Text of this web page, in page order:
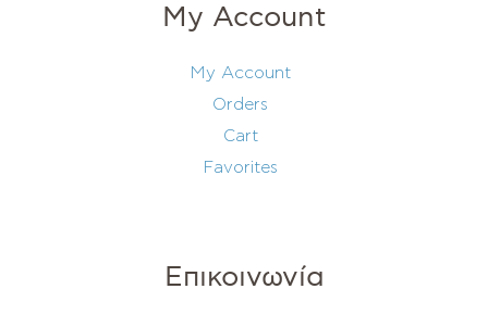
My Account
My Account
Orders
Cart
Favorites
Επικοινωνία